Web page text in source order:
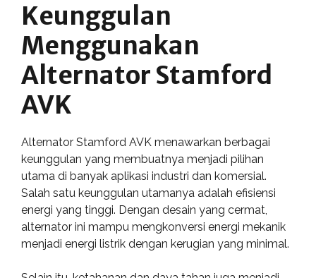
Keunggulan
Menggunakan
Alternator Stamford
AVK
Alternator Stamford AVK menawarkan berbagai
keunggulan yang membuatnya menjadi pilihan
utama di banyak aplikasi industri dan komersial.
Salah satu keunggulan utamanya adalah efisiensi
energi yang tinggi. Dengan desain yang cermat,
alternator ini mampu mengkonversi energi mekanik
menjadi energi listrik dengan kerugian yang minimal.